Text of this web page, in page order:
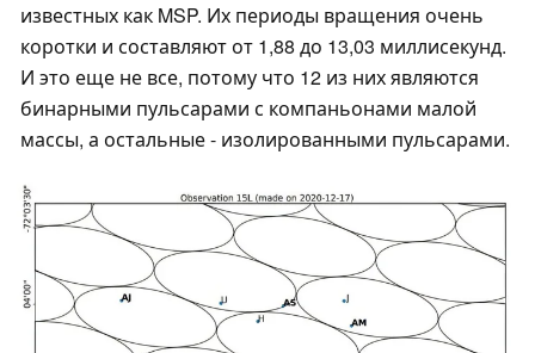
известных как MSP. Их периоды вращения очень
коротки и составляют от 1,88 до 13,03 миллисекунд.
И это еще не все, потому что 12 из них являются
бинарными пульсарами с компаньонами малой
массы, а остальные - изолированными пульсарами.